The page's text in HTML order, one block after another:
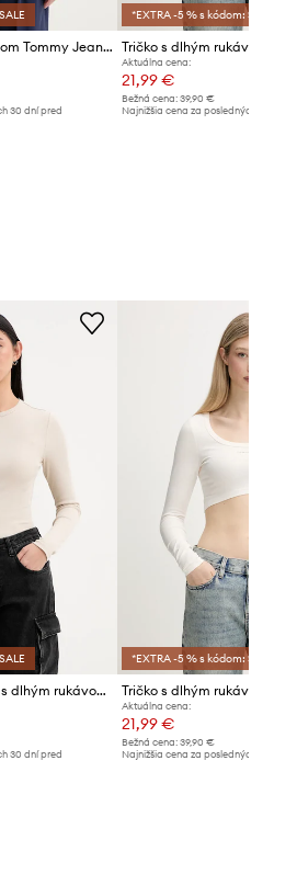
Tričko s dlhým rukávom Tommy Jeans
30 dní pred
*EXTRA -5 % s kódom: SALE
Aktuálna cena:
21,99 €
Bežná cena: 39,90 €
Najnižšia cena za posledných 30 dní
Tommy Jeans tričko s dlhým rukávom dámske bavlnené s elastanom
30 dní pred
*EXTRA -5 % s kódom: SALE
Aktuálna cena:
21,99 €
Bežná cena: 39,90 €
Najnižšia cena za posledných 30 dní